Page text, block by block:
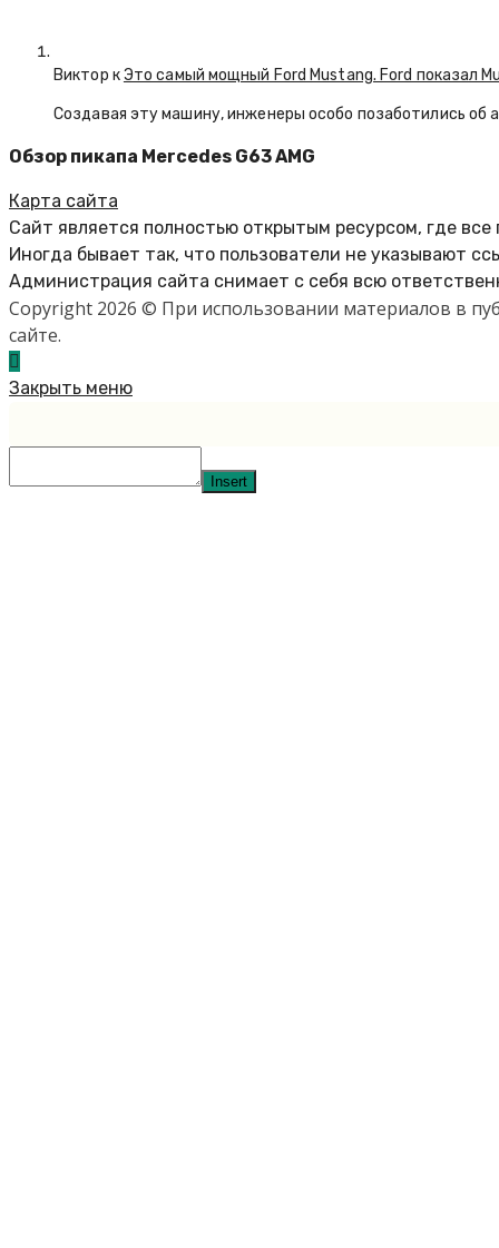
Виктор кЭто самый мощный Ford Mustang. Ford показал
Создавая эту машину, инженеры особо позаботились
Обзор пикапа Mercedes G63 AMG
Карта сайта
Сайт является полностью открытым ресурсом, где
Иногда бывает так, что пользователи не указывают
Администрация сайта снимает с себя всю
Copyright 2026 © При использовании материалов в
сайте.
Закрыть меню
Insert